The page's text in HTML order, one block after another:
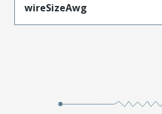
wireSizeAwg